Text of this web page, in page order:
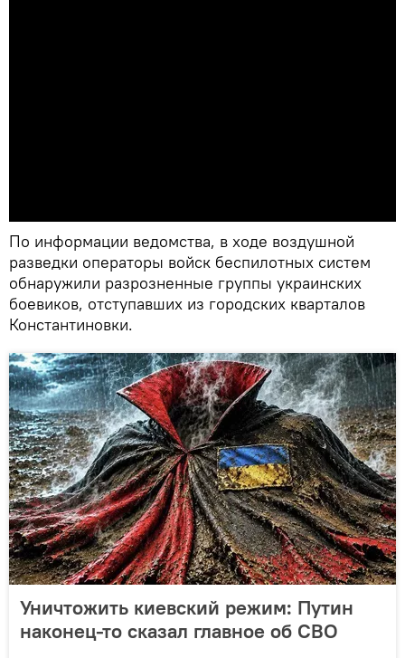
По информации ведомства, в ходе воздушной
разведки операторы войск беспилотных систем
обнаружили разрозненные группы украинских
боевиков, отступавших из городских кварталов
Константиновки.
Уничтожить киевский режим: Путин
наконец-то сказал главное об СВО